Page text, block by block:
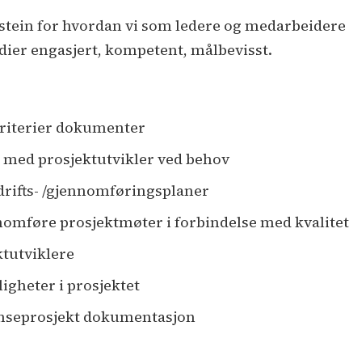
for hvordan vi som ledere og
engasjert, kompetent, målbevisst.
dokumenter
prosjektutvikler ved behov
/gjennomføringsplaner
prosjektmøter i forbindelse med
i prosjektet
dokumentasjon